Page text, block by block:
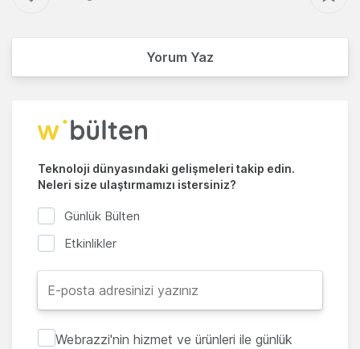
Yorum Yaz
Teknoloji dünyasındaki gelişmeleri takip edin.
Neleri size ulaştırmamızı istersiniz?
Günlük Bülten
Etkinlikler
Webrazzi'nin hizmet ve ürünleri ile günlük